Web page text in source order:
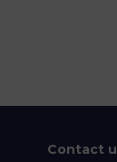
Contact